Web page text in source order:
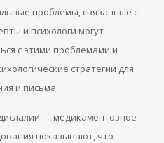
проблемы, связанные с
и психологи могут
с этими проблемами и
стратегии для
и письма.
— медикаментозное
показывают, что